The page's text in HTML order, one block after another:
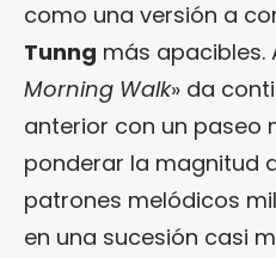
como una versión a
Tunng más apacibles.
Morning Walk» da
anterior con un paseo
ponderar la magnitud
patrones melódicos
en una sucesión casi